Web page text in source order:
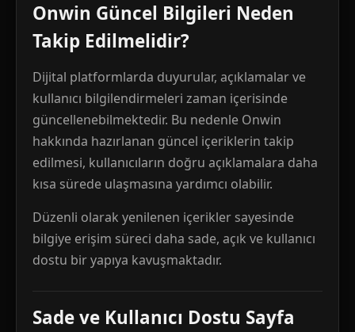
Onwin Güncel Bilgileri Neden
Takip Edilmelidir?
Dijital platformlarda duyurular, açıklamalar ve
kullanıcı bilgilendirmeleri zaman içerisinde
güncellenebilmektedir. Bu nedenle Onwin
hakkında hazırlanan güncel içeriklerin takip
edilmesi, kullanıcıların doğru açıklamalara daha
kısa sürede ulaşmasına yardımcı olabilir.
Düzenli olarak yenilenen içerikler sayesinde
bilgiye erişim süreci daha sade, açık ve kullanıcı
dostu bir yapıya kavuşmaktadır.
Sade ve Kullanıcı Dostu Sayfa